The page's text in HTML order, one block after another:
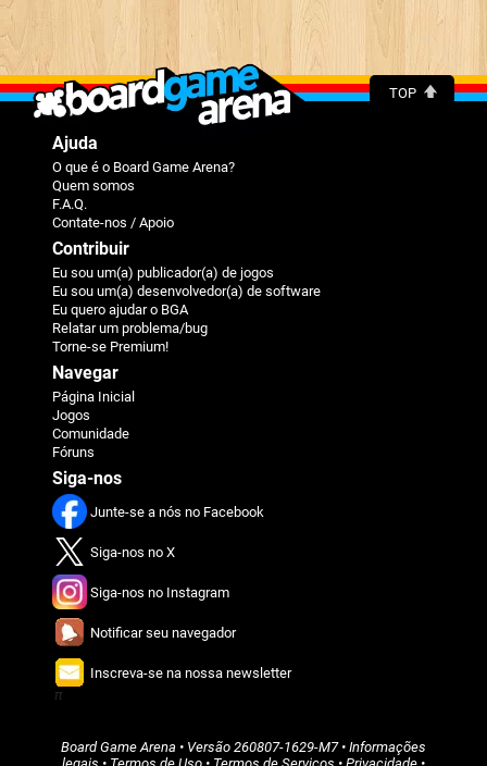
TOP
Ajuda
O que é o Board Game Arena?
Quem somos
F.A.Q.
Contate-nos / Apoio
Contribuir
Eu sou um(a) publicador(a) de jogos
Eu sou um(a) desenvolvedor(a) de software
Eu quero ajudar o BGA
Relatar um problema/bug
Torne-se Premium!
Navegar
Página Inicial
Jogos
Comunidade
Fóruns
Siga-nos
Junte-se a nós no Facebook
Siga-nos no X
Siga-nos no Instagram
Notificar seu navegador
Inscreva-se na nossa newsletter
Board Game Arena • Versão 260807-1629-M7• Informações
π